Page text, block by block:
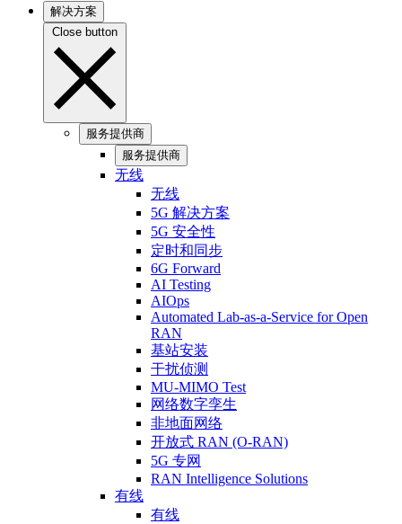
解决方案
Close button
服务提供商
服务提供商
无线
无线
5G 解决方案
5G 安全性
定时和同步
6G Forward
AI Testing
AIOps
Automated Lab-as-a-Service for Open
RAN
基站安装
干扰侦测
MU-MIMO Test
网络数字孪生
非地面网络
开放式 RAN (O-RAN)
5G 专网
RAN Intelligence Solutions
有线
有线